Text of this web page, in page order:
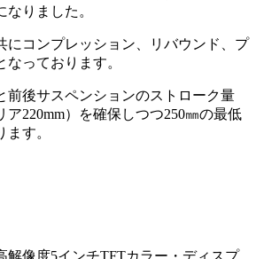
りました。
にコンプレッション、リバウンド、プ
なっております。
前後サスペンションのストローク量
ア220mm）を確保しつつ250㎜の最低
す。
解像度5インチTFTカラー・ディスプ